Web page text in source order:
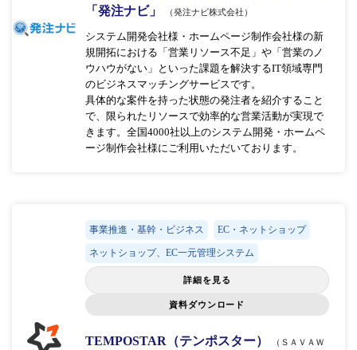
「発注ナビ」
（発注ナビ株式会社）
システム開発会社様・ホームページ制作会社様の新
規開拓における「営業リソース不足」や「営業のノ
ウハウがない」といった課題を解決するIT領域専門
のビジネスマッチングサービスです。
具体的な案件を持った状態の発注者を紹介すること
で、限られたリソースで効率的な営業活動が実現で
きます。全国4000社以上のシステム開発・ホームペ
ージ制作会社様にご利用いただいております。
事業推進・基幹・ビジネス EC・ネットショップ
ネットショップ、EC一元管理システム
詳細を見る
資料ダウンロード
TEMPOSTAR（テンポスター） （ＳＡＶＡＷ